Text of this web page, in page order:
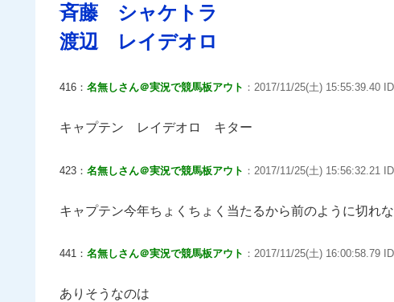
斉藤 シャケトラ
渡辺 レイデオロ
416： 名無しさん＠実況で競馬板アウト ：2017/11/25(土) 15:55:39.40
キャプテン レイデオロ キター
423： 名無しさん＠実況で競馬板アウト ：2017/11/25(土) 15:56:32.21
キャプテン今年ちょくちょく当たるから前のように切れ
441： 名無しさん＠実況で競馬板アウト ：2017/11/25(土) 16:00:58.79
ありそうなのは